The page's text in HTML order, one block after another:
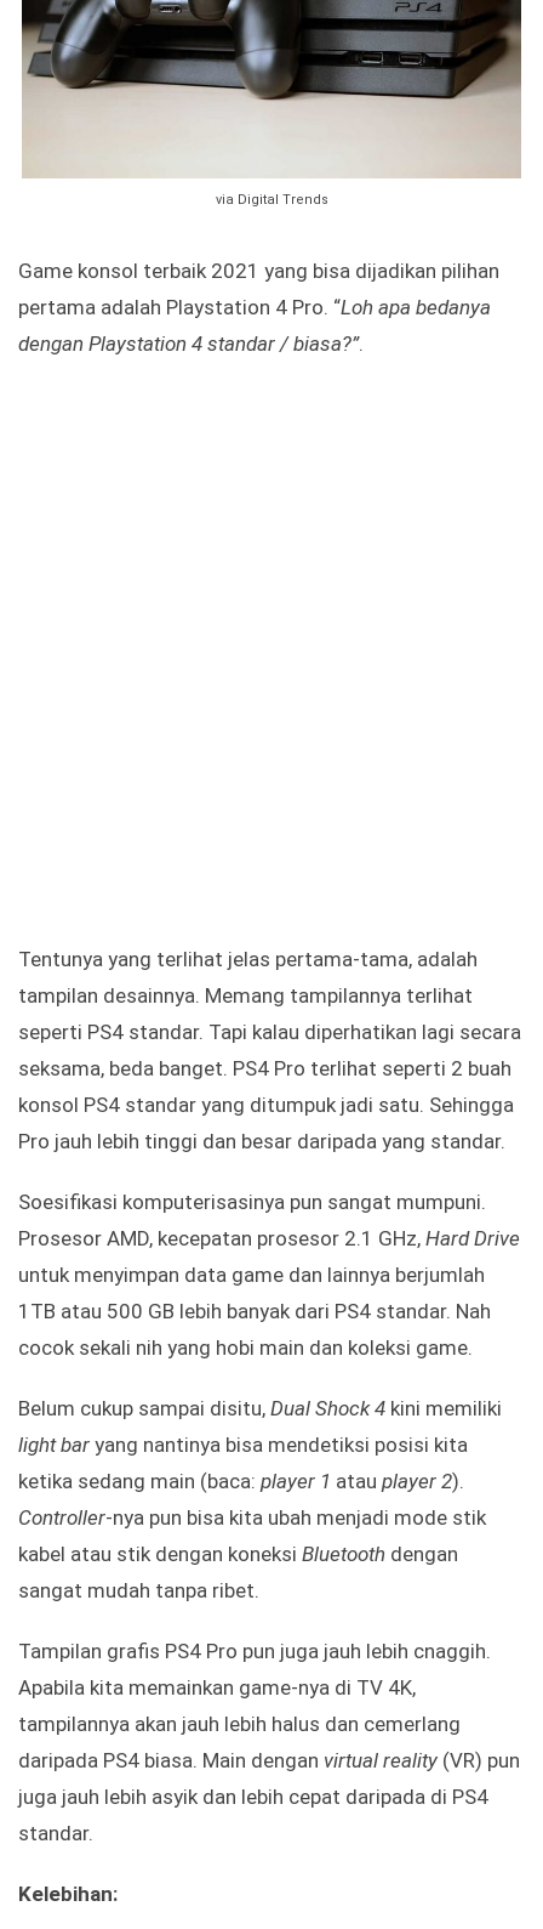
via Digital Trends
Game konsol terbaik 2021 yang bisa dijadikan pilihan
pertama adalah Playstation 4 Pro. “Loh apa bedanya
dengan Playstation 4 standar / biasa?”.
Tentunya yang terlihat jelas pertama-tama, adalah
tampilan desainnya. Memang tampilannya terlihat
seperti PS4 standar. Tapi kalau diperhatikan lagi secara
seksama, beda banget. PS4 Pro terlihat seperti 2 buah
konsol PS4 standar yang ditumpuk jadi satu. Sehingga
Pro jauh lebih tinggi dan besar daripada yang standar.
Soesifikasi komputerisasinya pun sangat mumpuni.
Prosesor AMD, kecepatan prosesor 2.1 GHz, Hard Drive
untuk menyimpan data game dan lainnya berjumlah
1TB atau 500 GB lebih banyak dari PS4 standar. Nah
cocok sekali nih yang hobi main dan koleksi game.
Belum cukup sampai disitu, Dual Shock 4 kini memiliki
light bar yang nantinya bisa mendetiksi posisi kita
ketika sedang main (baca: player 1 atau player 2).
Controller-nya pun bisa kita ubah menjadi mode stik
kabel atau stik dengan koneksi Bluetooth dengan
sangat mudah tanpa ribet.
Tampilan grafis PS4 Pro pun juga jauh lebih cnaggih.
Apabila kita memainkan game-nya di TV 4K,
tampilannya akan jauh lebih halus dan cemerlang
daripada PS4 biasa. Main dengan virtual reality (VR) pun
juga jauh lebih asyik dan lebih cepat daripada di PS4
standar.
Kelebihan: